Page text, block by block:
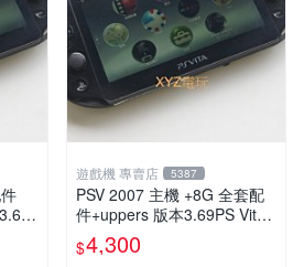
遊戲機 專賣店 5387
PSV 2007 主機 +8G 全套配
件+uppers 版本3.69PS Vita2
$4,300